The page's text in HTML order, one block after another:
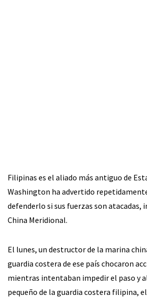
Filipinas es el aliado más antiguo de
Washington ha advertido
defenderlo si sus fuerzas son atacadas,
China Meridional.
El lunes, un destructor de la marina
guardia costera de ese país chocaron
mientras intentaban impedir el paso y
pequeño de la guardia costera filipina,